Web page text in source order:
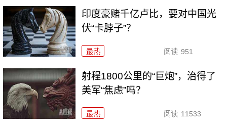
印度豪赌千亿卢比，要对中国光
伏“卡脖子”？
最热 阅读 951
射程1800公里的“巨炮”，治得了
美军“焦虑”吗？
最热 阅读 11533